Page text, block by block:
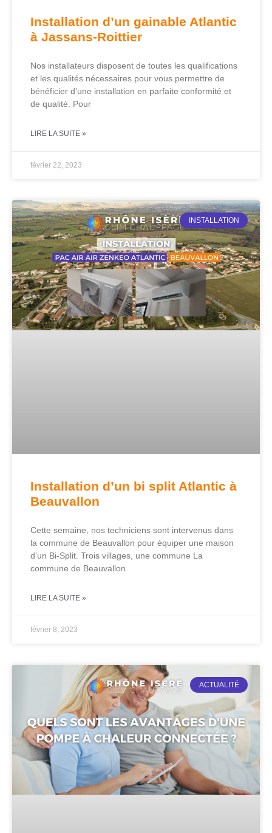
Installation d’un gainable Atlantic
à Jassans-Roittier
Nos installateurs disposent de toutes les qualifications
et les qualités nécessaires pour vous permettre de
bénéficier d’une installation en parfaite conformité et
de qualité. Pour
LIRE LA SUITE »
février 22, 2023
INSTALLATION
Installation d’un bi split Atlantic à
Beauvallon
Cette semaine, nos techniciens sont intervenus dans
la commune de Beauvallon pour équiper une maison
d’un Bi-Split. Trois villages, une commune La
commune de Beauvallon
LIRE LA SUITE »
février 8, 2023
ACTUALITÉ